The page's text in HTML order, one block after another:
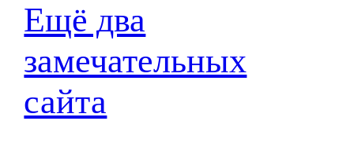
Ещё два
замечательных
сайта